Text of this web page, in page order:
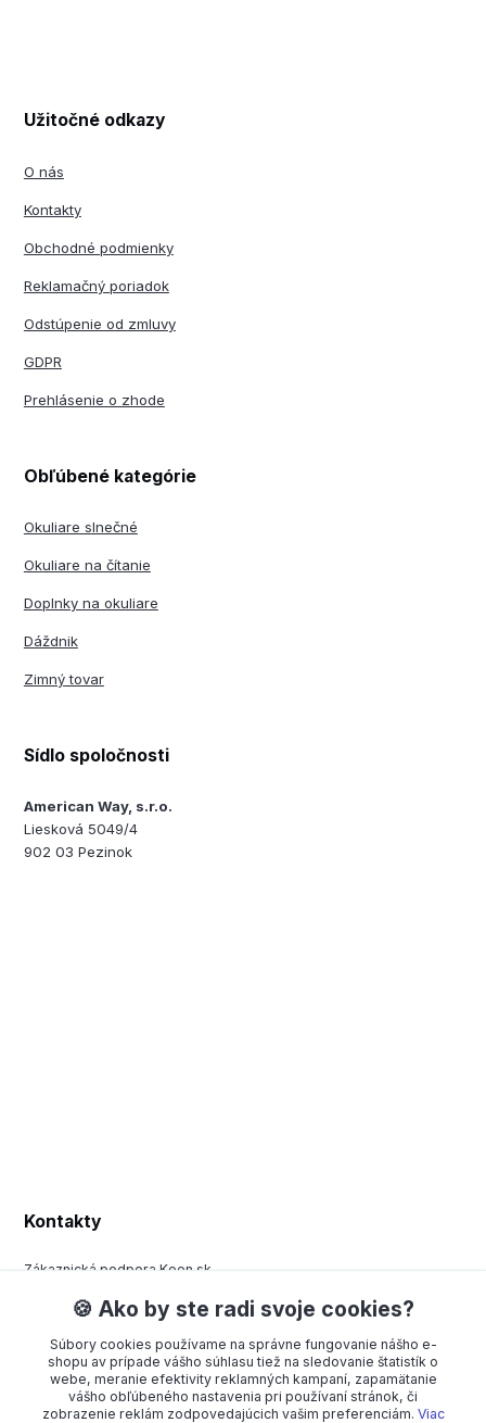
Užitočné odkazy
O nás
Kontakty
Obchodné podmienky
Reklamačný poriadok
Odstúpenie od zmluvy
GDPR
Prehlásenie o zhode
Obľúbené kategórie
Okuliare slnečné
Okuliare na čítanie
Doplnky na okuliare
Dáždnik
Zimný tovar
Sídlo spoločnosti
American Way, s.r.o.
Liesková 5049/4
902 03 Pezinok
Kontakty
Zákaznická podpora Keen.sk
+420 377 443 970
(Po-Pá, 8-15 hod.)
order@americanway.sk
🍪 Ako by ste radi svoje cookies?
Súbory cookies používame na správne fungovanie nášho e-
shopu av prípade vášho súhlasu tiež na sledovanie štatistík o
webe, meranie efektivity reklamných kampaní, zapamätanie
vášho obľúbeného nastavenia pri používaní stránok, či
zobrazenie reklám zodpovedajúcich vašim preferenciám. Viac